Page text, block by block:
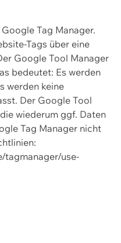
Tag Manager.
Tags über eine
Google Tool Manager
bedeutet: Es werden
werden keine
Der Google Tool
wiederum ggf. Daten
Tag Manager nicht
tagmanager/use-